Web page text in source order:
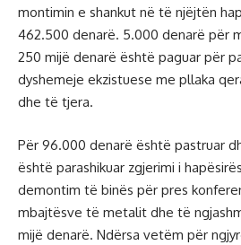
montimin e shankut në të njëjtën
462.500 denarë. 5.000 denarë për
250 mijë denarë është paguar për
dyshemeje ekzistuese me pllaka
dhe të tjera.
Për 96.000 denarë është pastruar
është parashikuar zgjerimi i
demontim të binës për pres
mbajtësve të metalit dhe të
mijë denarë. Ndërsa vetëm për